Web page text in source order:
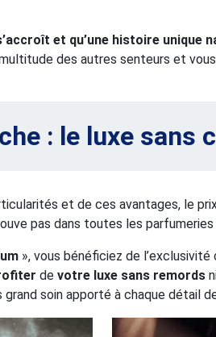
et qu’une histoire unique
des autres senteurs et
: le luxe sans
et de ces avantages, le
pas dans toutes les parfumeries
», vous bénéficiez de
de votre luxe sans remords
soin apporté à chaque détail